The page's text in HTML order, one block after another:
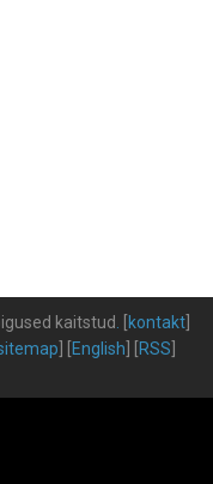
kaitstud kontakt
English RSS